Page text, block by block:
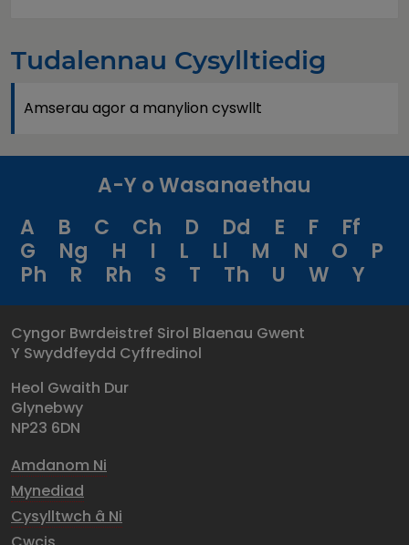
Tudalennau Cysylltiedig
Amserau agor a manylion cyswllt
A-Y o Wasanaethau
A
B C Ch D Dd E F
Ff
G
Ng H I L Ll M N O
P
Ph
R Rh S T Th U W Y
Cyngor Bwrdeistref Sirol Blaenau Gwent
Y Swyddfeydd Cyffredinol
Heol Gwaith Dur
Glynebwy
NP23 6DN
Amdanom Ni
Mynediad
Cysylltwch â Ni